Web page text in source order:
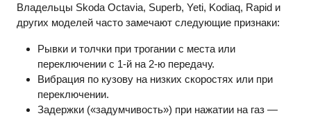
Владельцы Skoda Octavia, Superb, Yeti, Kodiaq, Rapid и
других моделей часто замечают следующие признаки:
Рывки и толчки при трогании с места или
переключении с 1-й на 2-ю передачу.
Вибрация по кузову на низких скоростях или при
переключении.
Задержки («задумчивость») при нажатии на газ —